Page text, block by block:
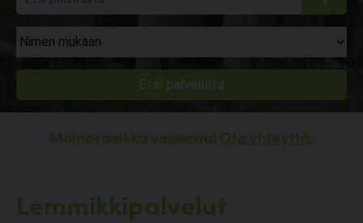
Mainospaikka vapaana! Ota yhteyttä.
Lemmikkipalvelut